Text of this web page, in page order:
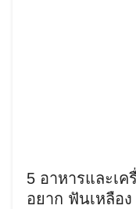
5 อาหารและเค
อยาก ฟันเหลือง